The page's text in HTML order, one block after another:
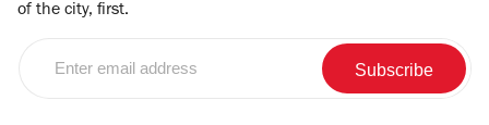
of the city, first.
email